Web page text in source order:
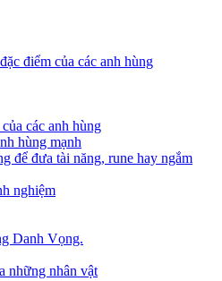
điểm của các anh hùng
các anh hùng
hùng mạnh
để đưa tài năng, rune hay ngắm
nghiệm
Danh Vọng.
những nhân vật